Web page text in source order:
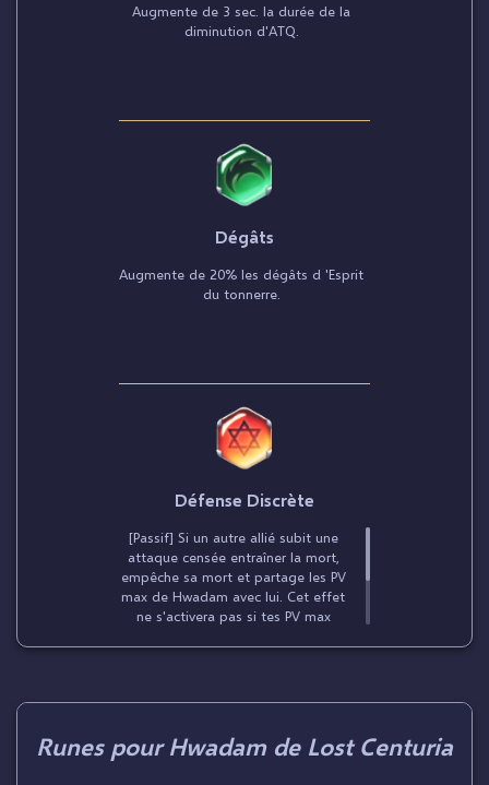
Augmente de 3 sec. la durée de la
diminution d'ATQ.
Dégâts
Augmente de 20% les dégâts d 'Esprit
du tonnerre.
Défense Discrète
[Passif] Si un autre allié subit une
attaque censée entraîner la mort,
empêche sa mort et partage les PV
max de Hwadam avec lui. Cet effet
ne s'activera pas si tes PV max
Runes pour Hwadam de Lost Centuria